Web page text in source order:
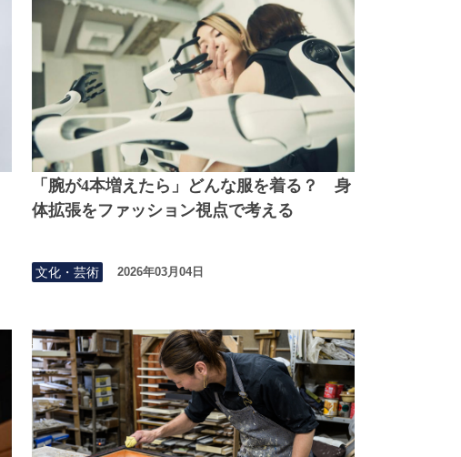
「腕が4本増えたら」どんな服を着る？ 身
体拡張をファッション視点で考える
文化・芸術 2026年03月04日